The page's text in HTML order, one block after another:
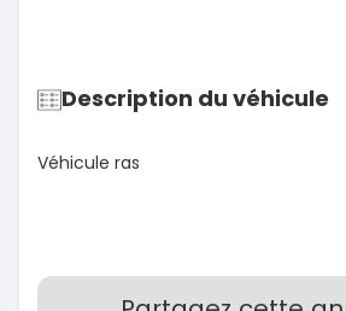
Description du véhicule
Véhicule ras